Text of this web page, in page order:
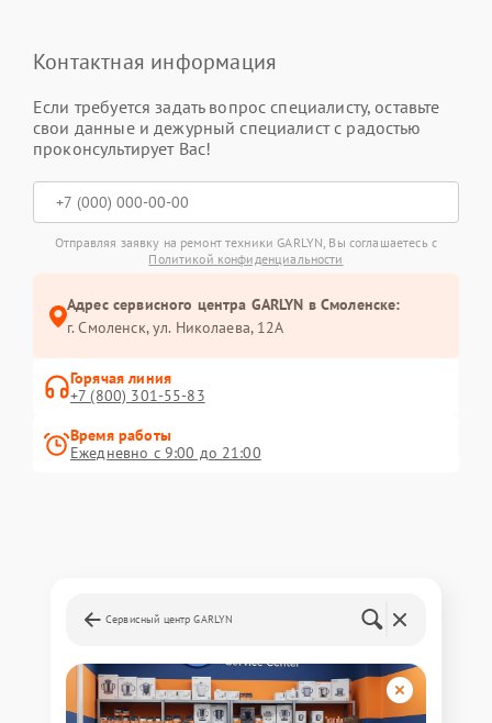
Контактная информация
Если требуется задать вопрос специалисту, оставьте
свои данные и дежурный специалист с радостью
проконсультирует Вас!
Отправляя заявку на ремонт техники GARLYN, Вы соглашаетесь с
Политикой конфиденциальности
Адрес сервисного центра GARLYN в Смоленске:
г. Смоленск, ул. Николаева, 12А
Горячая линия
+7 (800) 301-55-83
Время работы
Ежедневно с 9:00 до 21:00
Сервисный центр GARLYN